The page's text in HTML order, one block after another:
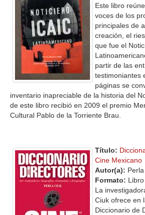
Este libro
voces de los
principales de
creación, el
que fue el
partir de las
testimoniantes
páginas se
inventario inapreciable de la historia del
de este libro recibió en 2009 el premio
Cultural Pablo de la Torriente Brau.
Título:
Cine Mexicano
Autor(a):
Formato: Libro
La
Ciuk ofrece en
Diccionario de